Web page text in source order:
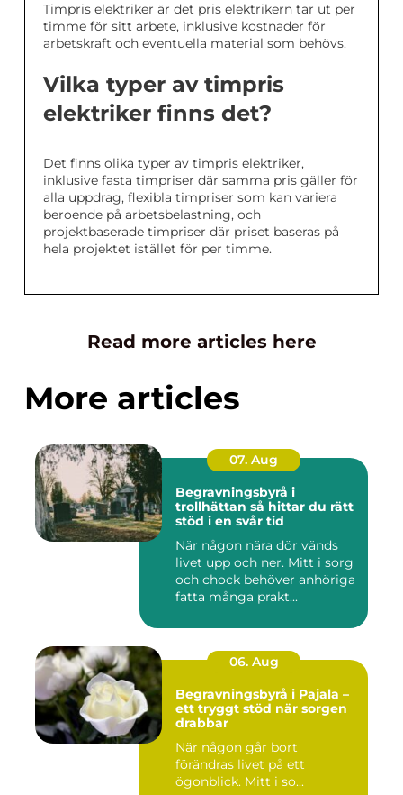
Timpris elektriker är det pris elektrikern tar ut per
timme för sitt arbete, inklusive kostnader för
arbetskraft och eventuella material som behövs.
Vilka typer av timpris
elektriker finns det?
Det finns olika typer av timpris elektriker,
inklusive fasta timpriser där samma pris gäller för
alla uppdrag, flexibla timpriser som kan variera
beroende på arbetsbelastning, och
projektbaserade timpriser där priset baseras på
hela projektet istället för per timme.
Read more articles here
More articles
07. Aug
Begravningsbyrå i
trollhättan så hittar du rätt
stöd i en svår tid
När någon nära dör vänds
livet upp och ner. Mitt i sorg
och chock behöver anhöriga
fatta många prakt...
06. Aug
Begravningsbyrå i Pajala –
ett tryggt stöd när sorgen
drabbar
När någon går bort
förändras livet på ett
ögonblick. Mitt i so...